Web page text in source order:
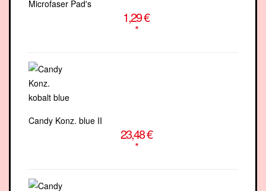
Microfaser Pad's
1,29 €
*
Candy Konz. blue II
23,48 €
*